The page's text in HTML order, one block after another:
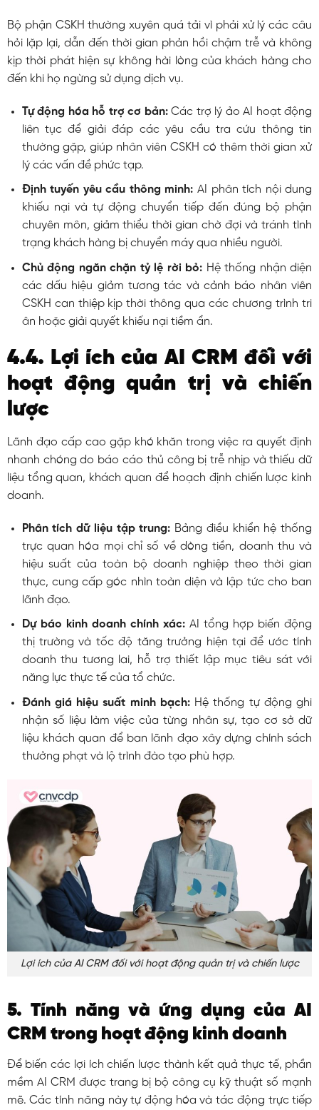
Bộ phận CSKH thường xuyên quá tải vì phải xử lý các câu
hỏi lặp lại, dẫn đến thời gian phản hồi chậm trễ và không
kịp thời phát hiện sự không hài lòng của khách hàng cho
đến khi họ ngừng sử dụng dịch vụ.
Tự động hóa hỗ trợ cơ bản:Các trợ lý ảo AI hoạt động
liên tục để giải đáp các yêu cầu tra cứu thông tin
thường gặp, giúp nhân viên CSKH có thêm thời gian xử
lý các vấn đề phức tạp.
Định tuyến yêu cầu thông minh: AI phân tích nội dung
khiếu nại và tự động chuyển tiếp đến đúng bộ phận
chuyên môn, giảm thiểu thời gian chờ đợi và tránh tình
trạng khách hàng bị chuyển máy qua nhiều người.
Chủ động ngăn chặn tỷ lệ rời bỏ: Hệ thống nhận diện
các dấu hiệu giảm tương tác và cảnh báo nhân viên
CSKH can thiệp kịp thời thông qua các chương trình tri
ân hoặc giải quyết khiếu nại tiềm ẩn.
4.4. Lợi ích của AI CRM đối với
hoạt động quản trị và chiến
lược
Lãnh đạo cấp cao gặp khó khăn trong việc ra quyết định
nhanh chóng do báo cáo thủ công bị trễ nhịp và thiếu dữ
liệu tổng quan, khách quan để hoạch định chiến lược kinh
doanh.
Phân tích dữ liệu tập trung: Bảng điều khiển hệ thống
trực quan hóa mọi chỉ số về dòng tiền, doanh thu và
hiệu suất của toàn bộ doanh nghiệp theo thời gian
thực, cung cấp góc nhìn toàn diện và lập tức cho ban
lãnh đạo.
Dự báo kinh doanh chính xác:AI tổng hợp biến động
thị trường và tốc độ tăng trưởng hiện tại để ước tính
doanh thu tương lai, hỗ trợ thiết lập mục tiêu sát với
năng lực thực tế của tổ chức.
Đánh giá hiệu suất minh bạch:Hệ thống tự động ghi
nhận số liệu làm việc của từng nhân sự, tạo cơ sở dữ
liệu khách quan để ban lãnh đạo xây dựng chính sách
thưởng phạt và lộ trình đào tạo phù hợp.
Lợi ích của AI CRM đối với hoạt động quản trị và chiến lược
5. Tính năng và ứng dụng của AI
CRM trong hoạt động kinh doanh
Để biến các lợi ích chiến lược thành kết quả thực tế, phần
mềm AI CRM được trang bị bộ công cụ kỹ thuật số mạnh
mẽ. Các tính năng này tự động hóa và tác động trực tiếp